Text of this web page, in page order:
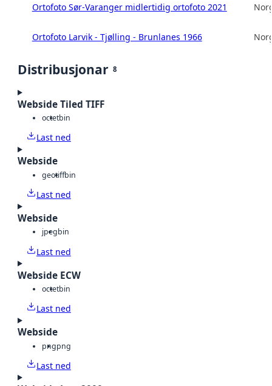
Ortofoto Sør-Varanger midlertidig ortofoto 2021
Ortofoto Larvik - Tjølling - Brunlanes 1966
Distribusjonar 8
Webside Tiled TIFF
octetbin
Last ned
Webside
geotiffbin
Last ned
Webside
jpegbin
Last ned
Webside ECW
octetbin
Last ned
Webside
pngpng
Last ned